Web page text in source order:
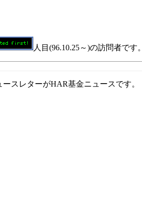
人目(96.10.25～)の訪問者です。
スレターがHAR基金ニュースです。